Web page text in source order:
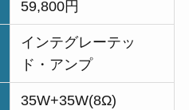
59,800円
インテグレーテッ
ド・アンプ
35W+35W(8Ω)